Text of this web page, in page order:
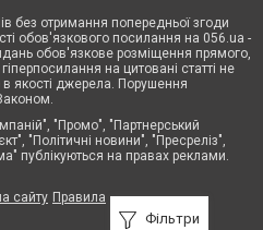
Фільтри
без отримання попередньої згоди
обов'язкового посилання на 056.ua -
обов'язкове розміщення прямого,
на цитовані статті не
в якості джерела. Порушення
"Промо", "Партнерський
"Політичні новини", "Пресреліз",
публікуються на правах реклами.
сайту Правила